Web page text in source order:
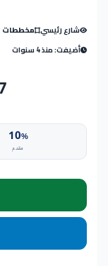
شارع رئيسي مخططات
أضيفت: منذ 4 سنوات
10%
مقدم